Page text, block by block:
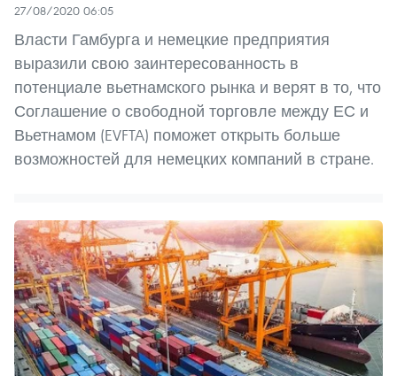
27/08/2020 06:05
Власти Гамбурга и немецкие предприятия
выразили свою заинтересованность в
потенциале вьетнамского рынка и верят в то, что
Соглашение о свободной торговле между ЕС и
Вьетнамом (EVFTA) поможет открыть больше
возможностей для немецких компаний в стране.